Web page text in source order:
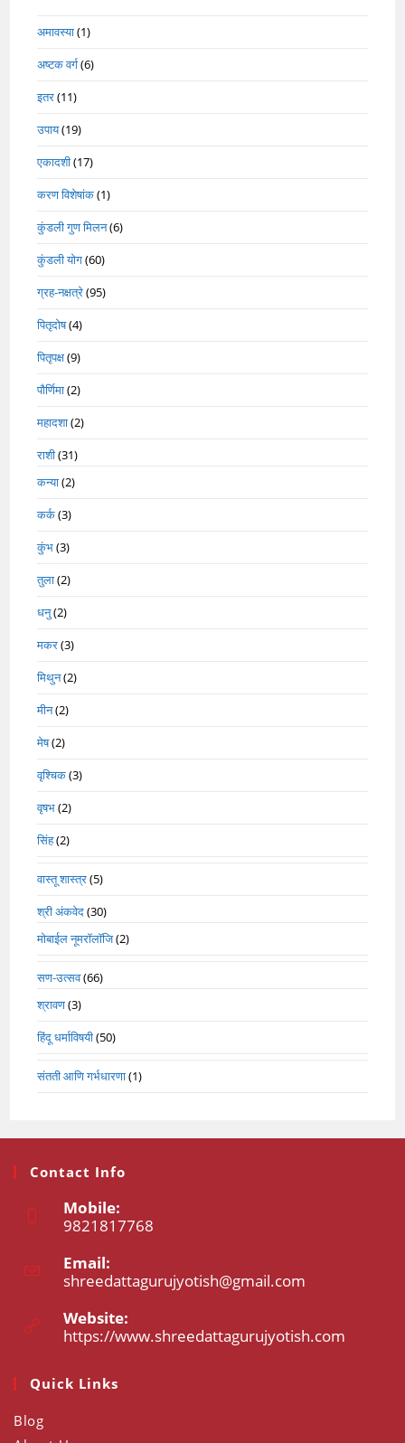
अमावस्या(1)
अष्टक वर्ग(6)
इतर(11)
उपाय(19)
एकादशी(17)
करण विशेषांक(1)
कुंडली गुण मिलन(6)
कुंडली योग(60)
ग्रह-नक्षत्रे(95)
पितृदोष(4)
पितृपक्ष(9)
पौर्णिमा(2)
महादशा(2)
राशी(31)
कन्या(2)
कर्क(3)
कुंभ(3)
तुला(2)
धनु(2)
मकर(3)
मिथुन(2)
मीन(2)
मेष(2)
वृश्चिक(3)
वृषभ(2)
सिंह(2)
वास्तू शास्त्र(5)
श्री अंकवेद(30)
मोबाईल नूमरॉलॉजि(2)
सण-उत्सव(66)
श्रावण(3)
हिंदू धर्माविषयी(50)
संतती आणि गर्भधारणा(1)
Contact Info
Mobile:
9821817768
in
your
application
Email:
shreedattagurujyotish@gmail.com
Website:
https://www.shreedattagurujyotish.com
Quick Links
Blog